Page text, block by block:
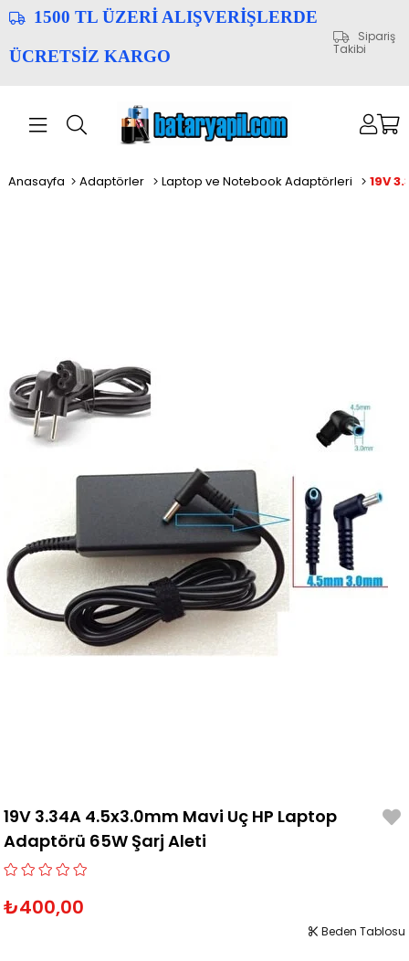
1500 TL ÜZERİ ALIŞVERİŞLERDE
ÜCRETSİZ KARGO
Sipariş
Takibi
Anasayfa Adaptörler Laptop ve Notebook Adaptörleri
19V 3.34A 4.5x3.0mm Mavi Uç HP Laptop
Adaptörü 65W Şarj Aleti
₺400,00
Beden Tablosu